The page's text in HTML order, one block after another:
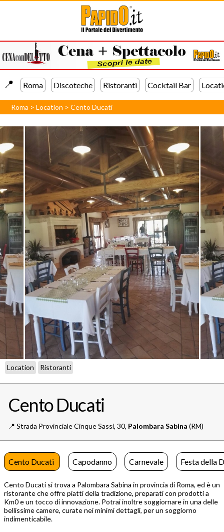
📍️ Roma Discoteche Ristoranti Cocktail Bar
Roma >Location >Cento Ducati
Location Ristoranti
Cento Ducati
📍️ Strada Provinciale Cinque Sassi, 30, Palombara Sabina (RM)
Cento Ducati Capodanno Carnevale Festa della
Cento Ducati si trova a Palombara Sabina in provincia di Roma, ed è un
ristorante che offre piatti della tradizione, preparati con prodotti a
Km0 e un tocco di innovazione. Potrai inoltre soggiornare in una delle
bellissime camere, curate nei minimi dettagli, per un soggiorno
indimenticabile.